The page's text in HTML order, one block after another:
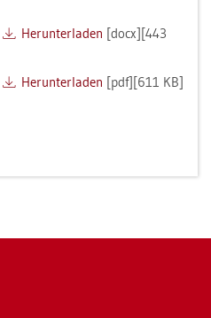
Her­un­ter­la­den [docx][443
Her­un­ter­la­den [pdf][611 KB]